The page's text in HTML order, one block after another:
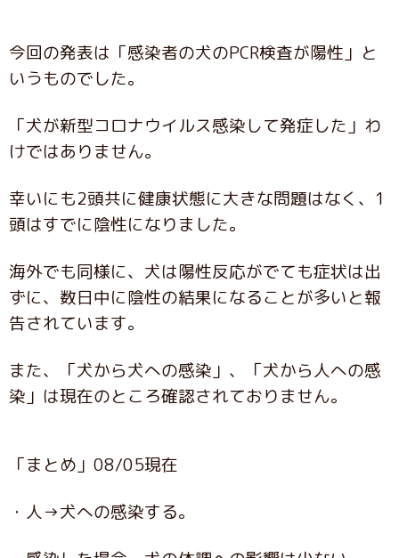
今回の発表は「感染者の犬のPCR検査が陽性」と
いうものでした。
「犬が新型コロナウイルス感染して発症した」わ
けではありません。
幸いにも2頭共に健康状態に大きな問題はなく、1
頭はすでに陰性になりました。
海外でも同様に、犬は陽性反応がでても症状は出
ずに、数日中に陰性の結果になることが多いと報
告されています。
また、「犬から犬への感染」、「犬から人への感
染」は現在のところ確認されておりません。
「まとめ」08/05現在
・人→犬への感染する。